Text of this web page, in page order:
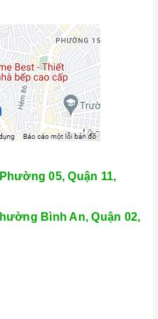
cung cấp đến khách hàng
nổi tiếng, cam kết về chất
hãng. Chúng tôi tự tin
vụ chăm sóc khách hàng
mãi chuyên nghiệp nhất.
- Trung tâm bảo trì, sửa
05, Quận 11,
Bình An, Quận 02,